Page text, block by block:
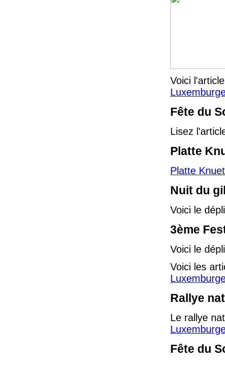
Voici
Fête du
Lisez
Platte
Platte
Nuit du
Voici le
3ème
Voici le
Voici les
Rallye
Le rallye
Fête du